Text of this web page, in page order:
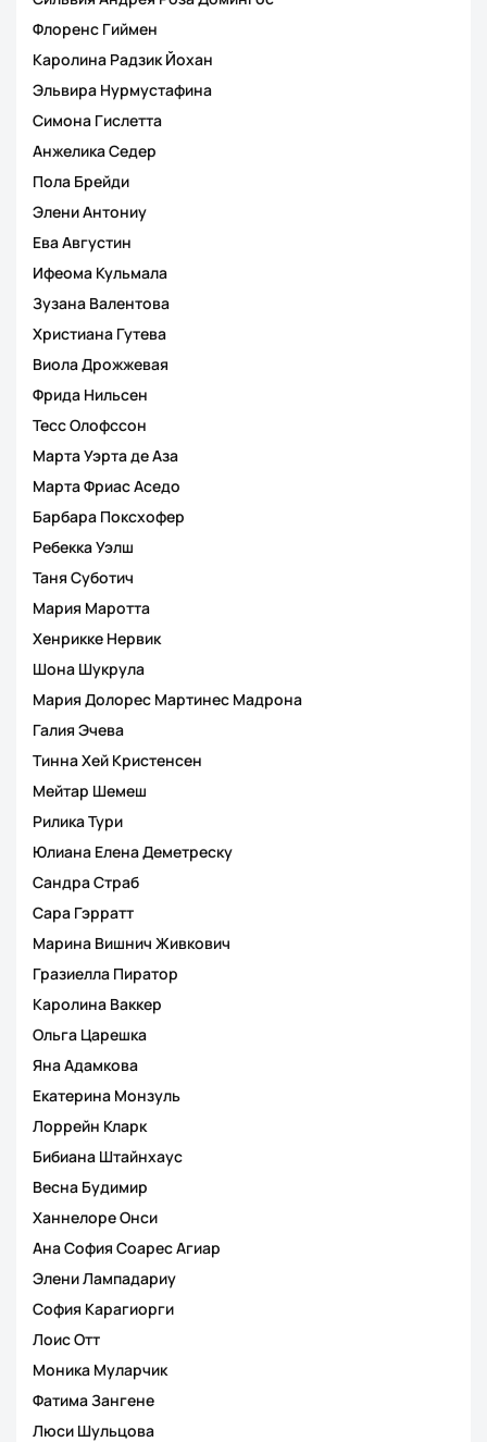
Флоренс Гиймен
Каролина Радзик Йохан
Эльвира Нурмустафина
Симона Гислетта
Анжелика Седер
Пола Брейди
Элени Антониу
Ева Августин
Ифеома Кульмала
Зузана Валентова
Христиана Гутева
Виола Дрожжевая
Фрида Нильсен
Тесс Олофссон
Марта Уэрта де Аза
Марта Фриас Аседо
Барбара Поксхофер
Ребекка Уэлш
Таня Суботич
Мария Маротта
Хенрикке Нервик
Шона Шукрула
Мария Долорес Мартинес Мадрона
Галия Эчева
Тинна Хей Кристенсен
Мейтар Шемеш
Рилика Тури
Юлиана Елена Деметреску
Сандра Страб
Сара Гэрратт
Марина Вишнич Живкович
Гразиелла Пиратор
Каролина Ваккер
Ольга Царешка
Яна Адамкова
Екатерина Монзуль
Лоррейн Кларк
Бибиана Штайнхаус
Весна Будимир
Ханнелоре Онси
Ана София Соарес Агиар
Элени Лампадариу
София Карагиорги
Лоис Отт
Моника Муларчик
Фатима Зангене
Люси Шульцова